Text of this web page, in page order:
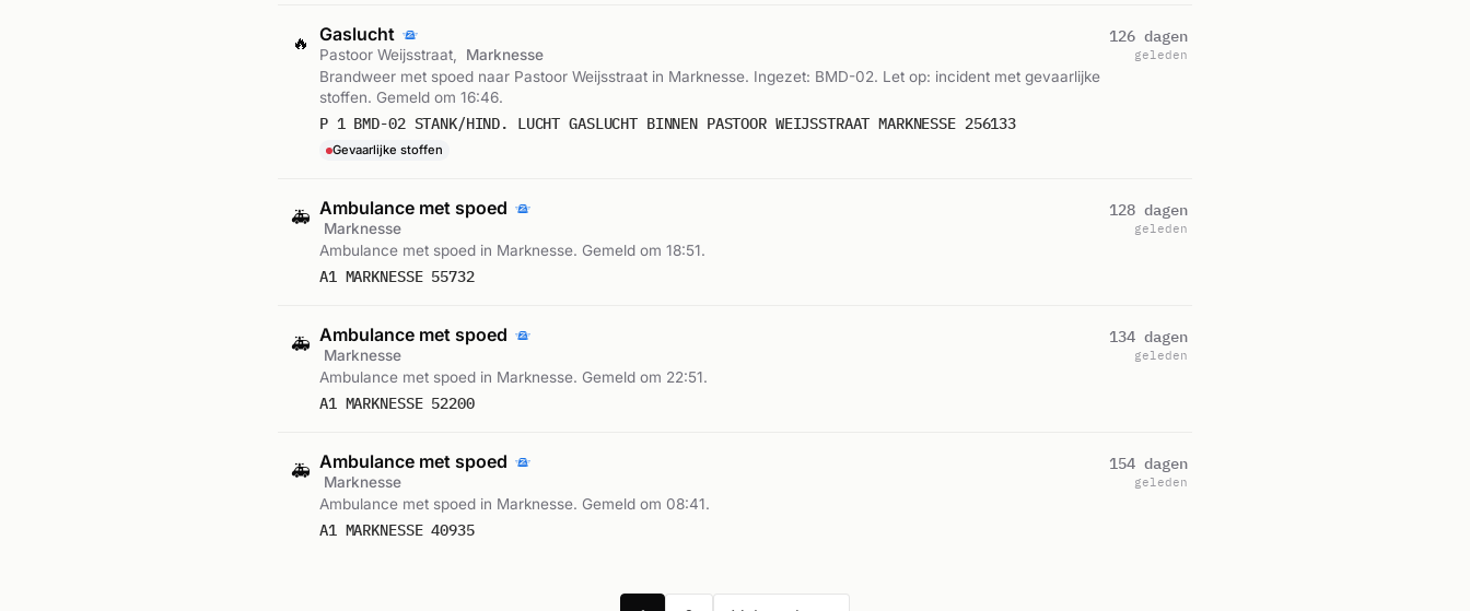
🔥 Gaslucht
Pastoor Weijsstraat,
Marknesse
Brandweer met spoed naar Pastoor Weijsstraat in Marknesse. Ingezet: BMD-02. Let op: incident met gevaarlijke
stoffen. Gemeld om 16:46.
P 1 BMD-02 STANK/HIND. LUCHT GASLUCHT BINNEN PASTOOR WEIJSSTRAAT MARKNESSE 256133
Gevaarlijke stoffen
126 dagen
geleden
🚑 Ambulance met spoed
Marknesse
Ambulance met spoed in Marknesse. Gemeld om 18:51.
A1 MARKNESSE 55732
128 dagen
geleden
🚑 Ambulance met spoed
Marknesse
Ambulance met spoed in Marknesse. Gemeld om 22:51.
A1 MARKNESSE 52200
134 dagen
geleden
🚑 Ambulance met spoed
Marknesse
Ambulance met spoed in Marknesse. Gemeld om 08:41.
A1 MARKNESSE 40935
154 dagen
geleden